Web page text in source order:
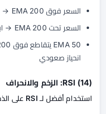
السعر فوق 200 EMA → ابحث عن صفقات شراء فقط
السعر تحت 200 EMA → ابحث عن صفقات بيع فقط
انحياز صعودي
RSI (14): الزخم والانحراف
استخدام أفضل لـ RSI على الذهب: